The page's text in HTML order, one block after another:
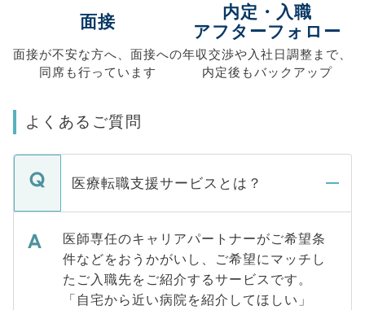
面接
面接が不安な方へ、 面接への
同席も行っています
内定・入職
アフターフォロー
年収交渉や入社日調整まで、
内定後もバックアップ
よくあるご質問
医療転職支援サービスとは？
医師専任のキャリアパートナーがご希望条
件などをおうかがいし、ご希望にマッチし
たご入職先をご紹介するサービスです。
「自宅から近い病院を紹介してほしい」